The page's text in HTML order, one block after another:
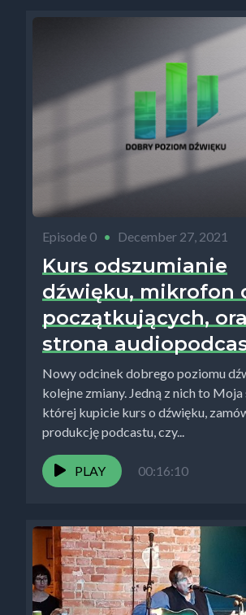
Episode 0 • December 27, 2021
Kurs odszumianie
dźwięku, mikrofon
początkujących,
strona
Nowy odcinek dobrego poziomu
kolejne zmiany. Jedną z nich to
której kupicie kurs o dźwięku,
produkcję podcastu, czy...
PLAY 00:16:10